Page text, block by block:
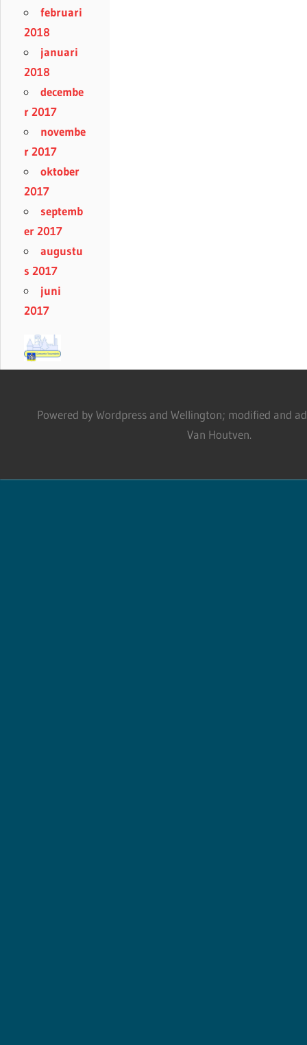
februari
2018
januari
2018
decembe
r 2017
novembe
r 2017
oktober
2017
septemb
er 2017
augustu
s 2017
juni
2017
Powered by Wordpress and Wellington; modified and
Van Houtven.